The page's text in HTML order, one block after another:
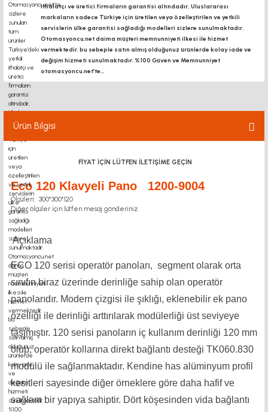
ithalatçı ve üretici firmaların garantisi altındadır, Uluslararası
markaların sadece Türkiye için üretilen veya özelleştirilen ve yetkili
servislerin ülke garantisi sağladığı modelleri sizlere sunulmaktadır.
Otomasyoncu.net daima müşteri memnunniyeti ilkesi ile hizmet
vermektedir. bu sebeple satın almış olduğunuz ürünlerde kolay iade ve
değişim hizmeti sunulmaktadır. %100 Güven ve Memnunniyet
otomasyoncu.net’te...
Ürün Bilgisi
FİYAT İÇİN LÜTFEN İLETİŞİME GEÇİN
Eco 120 Klavyeli Pano 1200-9004
Ölçüleri: 300*300*120
Diğer ölçüler için lütfen mesaj gönderiniz.
Açıklama
ECO 120 serisi operatör panoları, segment olarak orta
sınıfın biraz üzerinde derinliğe sahip olan operatör
panolarıdır. Modern çizgisi ile şıklığı, eklenebilir ek pano
özelliği ile derinliği arttırılarak modülerliği üst seviyeye
taşımıştır. 120 serisi panoların iç kullanım derinliği 120 mm
olup, operatör kollarına direkt bağlantı desteği TK060.830
modülü ile sağlanmaktadır. Kendine has alüminyum profil
kesitleri sayesinde diğer örneklere göre daha hafif ve
sağlam bir yapıya sahiptir. Dört köşesinden vida bağlantı